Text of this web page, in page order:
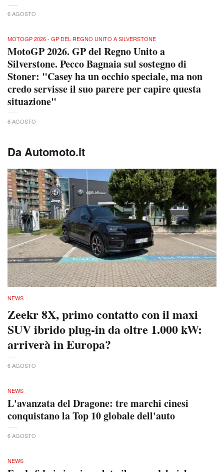
6 AGOSTO
MOTOGP 2026 - GP DEL REGNO UNITO A SILVERSTONE
MotoGP 2026. GP del Regno Unito a
Silverstone. Pecco Bagnaia sul sostegno di
Stoner: "Casey ha un occhio speciale, ma non
credo servisse il suo parere per capire questa
situazione"
6 AGOSTO
Da Automoto.it
NEWS
Zeekr 8X, primo contatto con il maxi
SUV ibrido plug-in da oltre 1.000 kW:
arriverà in Europa?
6 AGOSTO
NEWS
L'avanzata del Dragone: tre marchi cinesi
conquistano la Top 10 globale dell'auto
6 AGOSTO
NEWS